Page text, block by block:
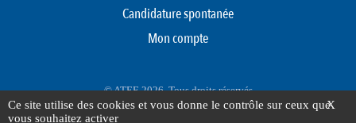
Candidature spontanée
Mon compte
© ATEE 2026. Tous droits réservés
Protection des données personnelles
Plan du site
X
Ce site utilise des cookies et vous donne le contrôle sur ceux que
vous souhaitez activer